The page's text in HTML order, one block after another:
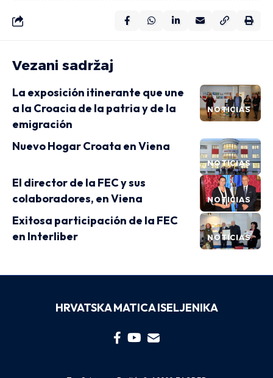
Vezani sadržaj
NOTICIAS
La exposición itinerante que une
a la Croacia de la patria y de la
emigración
NOTICIAS
Nuevo Hogar Croata en Viena
NOTICIAS
El director de la FEC y sus
colaboradores, en Viena
NOTICIAS
Exitosa participación de la FEC
en Interliber
HRVATSKA MATICA ISELJENIKA